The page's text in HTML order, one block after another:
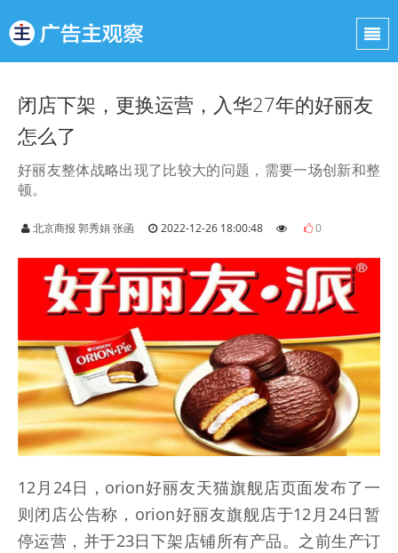
闭店下架，更换运营，入华27年的好丽友
怎么了
好丽友整体战略出现了比较大的问题，需要一场创新和整
顿。
北京商报 郭秀娟 张函 2022-12-26 18:00:48 0
12月24日，orion好丽友天猫旗舰店页面发布了一
则闭店公告称，orion好丽友旗舰店于12月24日暂
停运营，并于23日下架店铺所有产品。之前生产订